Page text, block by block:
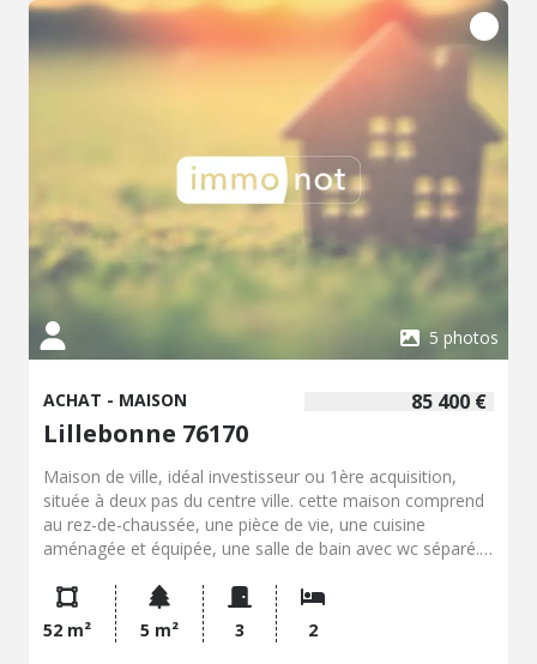
5 photos
85 400 €
ACHAT - MAISON
Lillebonne 76170
Maison de ville, idéal investisseur ou 1ère acquisition,
située à deux pas du centre ville. cette maison comprend
au rez-de-chaussée, une pièce de vie, une cuisine
aménagée et équipée, une salle de bain avec wc séparé.
étage une chambre palière. une courette. une visite
s'impose
52 m² 5 m² 3 2